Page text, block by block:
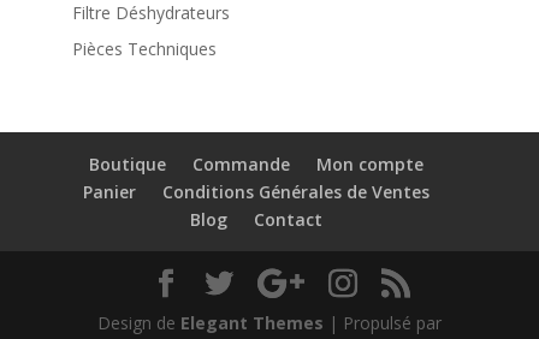
Filtre Déshydrateurs
Pièces Techniques
Boutique Commande
Mon compte
Panier
Conditions Générales de Ventes
Blog
Contact
Design de Elegant Themes | Propulsé par